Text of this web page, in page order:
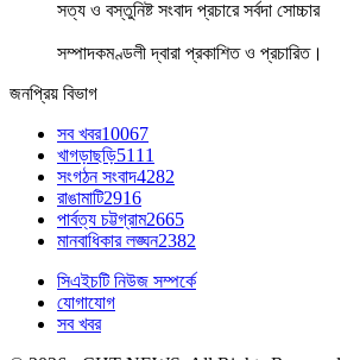
সত্য ও বস্তুনিষ্ট সংবাদ প্রচারে সর্বদা সোচ্চার
সম্পাদকমণ্ডলী দ্বারা প্রকাশিত ও প্রচারিত।
জনপ্রিয় বিভাগ
সব খবর10067
খাগড়াছড়ি5111
সংগঠন সংবাদ4282
রাঙামাটি2916
পার্বত্য চট্টগ্রাম2665
মানবাধিকার লঙ্ঘন2382
সিএইচটি নিউজ সম্পর্কে
যোগাযোগ
সব খবর